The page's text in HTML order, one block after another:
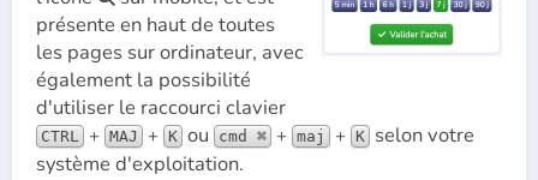
présente en haut de toutes
les pages sur ordinateur, avec
également la possibilité
d'utiliser le raccourci clavier
CTRL + MAJ + K ou cmd ⌘ + maj + K selon votre
système d'exploitation.